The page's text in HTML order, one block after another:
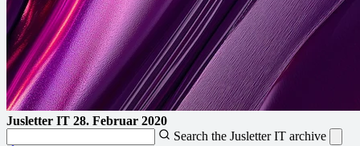
Jusletter IT 28. Februar 2020
Search the Jusletter IT archive